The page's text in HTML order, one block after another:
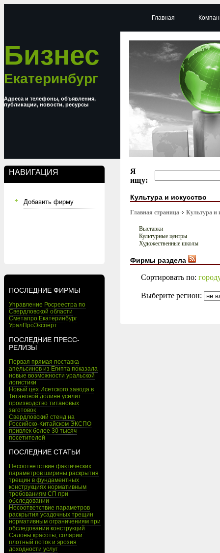
Бизнес
Екатеринбург
Адреса и телефоны, объявления,
публикации, новости, ресурсы
НАВИГАЦИЯ
Добавить фирму
ПОСЛЕДНИЕ ФИРМЫ
Управление Росреестра по
Свердловской области
Сметапро Екатеринбург
УралПроЭксперт
ПОСЛЕДНИЕ ПРЕСС-
РЕЛИЗЫ
Первая прямая поставка
апельсинов из Египта показала
новые возможности уральской
логистики
Новый цех Исетского завода в
Титановой долине усилит
производство титановых
заготовок
Свердловский стенд на
Российско-Китайском ЭКСПО
привлек более 30 тысяч
посетителей
ПОСЛЕДНИЕ СТАТЬИ
Несоответствие фактических
параметров ширины раскрытия
трещин в фундаментных
конструкциях нормативным
требованиям СП при
обследовании
Несоответствие параметров
раскрытия усадочных трещин
нормативным ограничениям при
обследовании конструкций
Салоны красоты, солярии:
плотный поток и эрозия
доходности услуг
Главная
Я
ищу:
Культура и искусство
Главная страница Культура и
Выставки
Культурные центры
Художественные школы
Фирмы раздела
Сортировать по:
Выберите регион: